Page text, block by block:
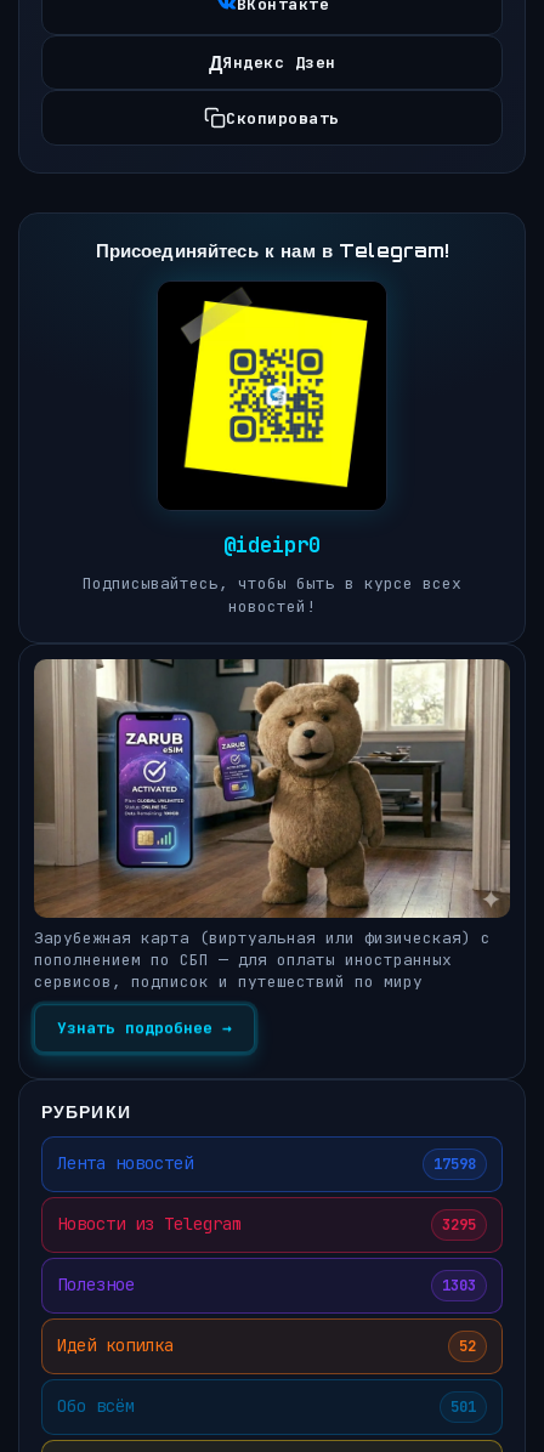
ВКонтакте
ДЯндекс Дзен
Скопировать
Присоединяйтесь к нам в Telegram!
@ideipr0
Подписывайтесь, чтобы быть в курсе всех
новостей!
Зарубежная карта (виртуальная или физическая) с
пополнением по СБП — для оплаты иностранных
сервисов, подписок и путешествий по миру
Узнать подробнее →
РУБРИКИ
Лента новостей 17598
Новости из Telegram 3295
Полезное 1303
Идей копилка 52
Обо всём 501